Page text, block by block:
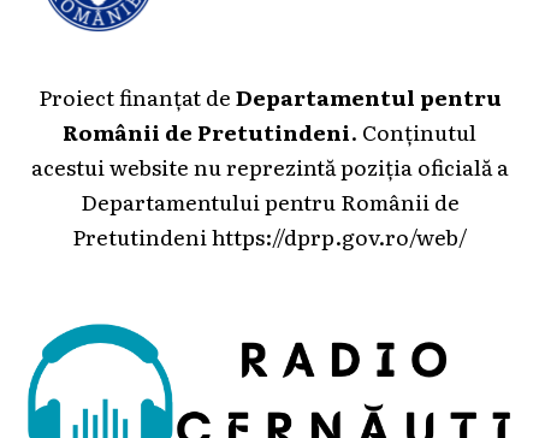
Proiect finanțat deDepartamentul pentru
Românii de Pretutindeni. Conținutul
acestui website nu reprezintă poziția oficială a
Departamentului pentru Românii de
Pretutindenihttps://dprp.gov.ro/web/